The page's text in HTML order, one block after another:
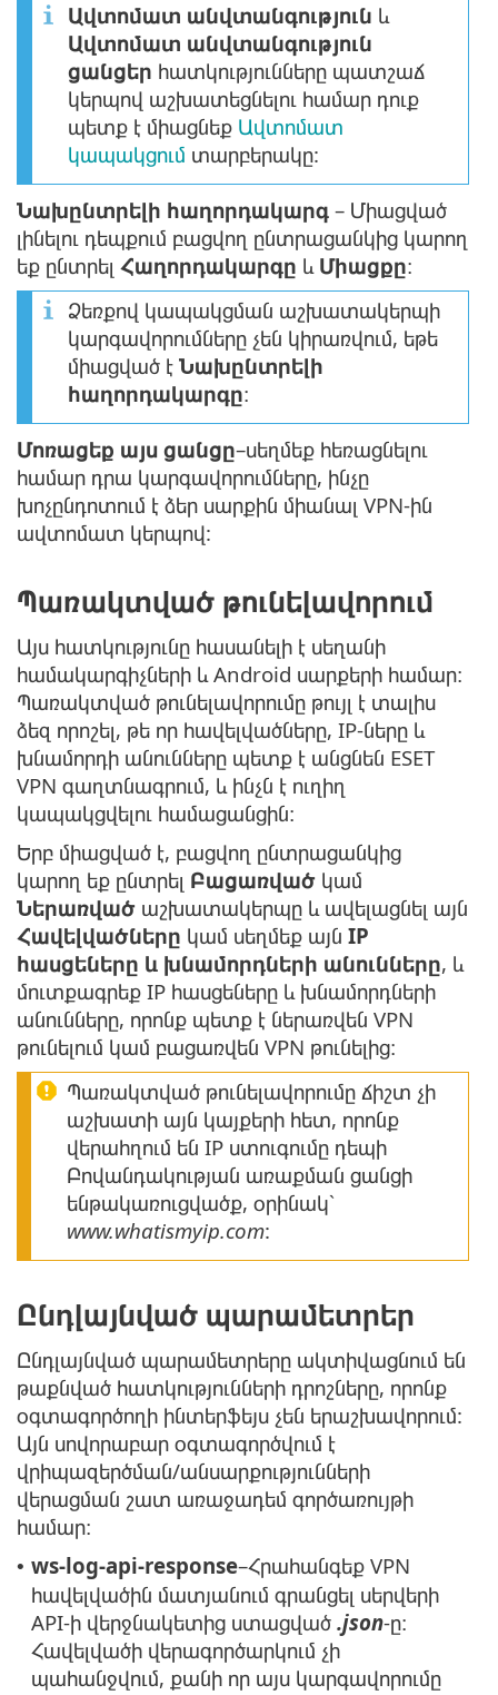
Ավտոմատ անվտանգություն և
Ավտոմատ անվտանգություն
ցանցեր հատկությունները պատշաճ
կերպով աշխատեցնելու համար դուք
պետք է միացնեք Ավտոմատ
կապակցում տարբերակը:
Նախընտրելի հաղորդակարգ – Միացված
լինելու դեպքում բացվող ընտրացանկից կարող
եք ընտրել Հաղորդակարգը և Միացքը։
Ձեռքով կապակցման աշխատակերպի
կարգավորումները չեն կիրառվում, եթե
միացված է Նախընտրելի
հաղորդակարգը։
Մոռացեք այս ցանցը–սեղմեք հեռացնելու
համար դրա կարգավորումները, ինչը
խոչընդոտում է ձեր սարքին միանալ VPN-ին
ավտոմատ կերպով:
Պառակտված թունելավորում
Այս հատկությունը հասանելի է սեղանի
համակարգիչների և Android սարքերի համար։
Պառակտված թունելավորումը թույլ է տալիս
ձեզ որոշել, թե որ հավելվածները, IP-ները և
խնամորդի անունները պետք է անցնեն ESET
VPN գաղտնագրում, և ինչն է ուղիղ
կապակցվելու համացանցին։
Երբ միացված է, բացվող ընտրացանկից
կարող եք ընտրել Բացառված կամ
Ներառված աշխատակերպը և ավելացնել այն
Հավելվածները կամ սեղմեք այն IP
հասցեները և խնամորդների անունները, և
մուտքագրեք IP հասցեները և խնամորդների
անունները, որոնք պետք է ներառվեն VPN
թունելում կամ բացառվեն VPN թունելից։
Պառակտված թունելավորումը ճիշտ չի
աշխատի այն կայքերի հետ, որոնք
վերահղում են IP ստուգումը դեպի
Բովանդակության առաքման ցանցի
ենթակառուցվածք, օրինակ՝
www.whatismyip.com:
Ընդլայնված պարամետրեր
Ընդլայնված պարամետրերը ակտիվացնում են
թաքնված հատկությունների դրոշները, որոնք
օգտագործողի ինտերֆեյս չեն երաշխավորում:
Այն սովորաբար օգտագործվում է
վրիպազերծման/անսարքությունների
վերացման շատ առաջադեմ գործառույթի
համար։
• ws-log-api-response–Հրահանգեք VPN
հավելվածին մատյանում գրանցել սերվերի
API-ի վերջնակետից ստացված .json-ը։
Հավելվածի վերագործարկում չի
պահանջվում, քանի որ այս կարգավորումը